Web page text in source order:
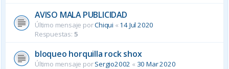
AVISO MALA PUBLICIDAD
Último mensaje porChiqui « 14 Jul 2020
Respuestas: 5
bloqueo horquilla rock shox
Último mensaje porSergio2002 « 30 Mar 2020